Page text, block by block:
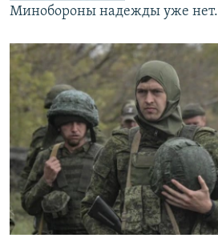
Минобороны надежды уже нет.